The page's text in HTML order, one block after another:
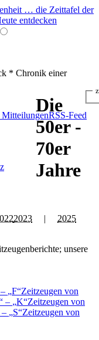
… die Zeittafel der
entdecken
* Chronik einer
RSS-Feed
2023 | 2025
unsere
– F Zeitzeugen von
– K Zeitzeugen von
– S Zeitzeugen von
Die
50er -
70er
Jahre